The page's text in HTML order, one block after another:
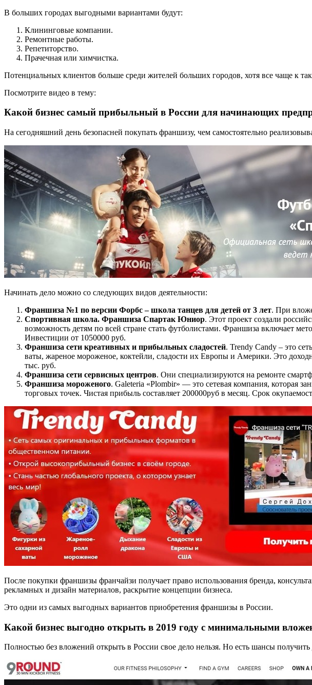
В больших городах выгодными вариантами будут:
Клининговые компании.
Ремонтные работы.
Репетиторство.
Прачечная или химчистка.
Потенциальных клиентов больше среди жителей больших городов, хотя все чаще к
Посмотрите видео в тему:
Какой бизнес самый прибыльный в России для начинающих
На сегодняшний день безопасней покупать франшизу, чем самостоятельно
Начинать дело можно со следующих видов деятельности:
Франшиза №1 по версии Форбс – школа танцев для детей от 3 лет. При
Спортивная школа. Франшиза Спартак Юниор. Этот проект создали
возможность детям по всей стране стать футболистами. Франшиза включает
Инвестиции от 1050000 руб.
Франшиза сети креативных и прибыльных сладостей. Trendy Candy – это
ваты, жареное мороженое, коктейли, сладости их Европы и Америки. Это
тыс. руб.
Франшиза сети сервисных центров. Они специализируются на ремонте
Франшиза мороженого. Galeteria «Plombir» — это сетевая компания, которая
торговых точек. Чистая прибыль составляет 200000руб в месяц. Срок
После покупки франшизы франчайзи получает право использования бренда,
рекламных и дизайн материалов, раскрытие концепции бизнеса.
Это одни из самых выгодных вариантов приобретения франшизы в России.
Какой бизнес выгодно открыть в 2019 году с минимальными
Полностью без вложений открыть в России свое дело нельзя. Но есть шансы